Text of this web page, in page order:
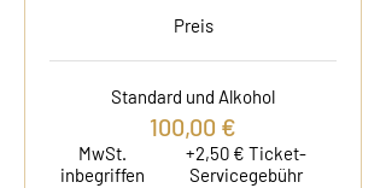
Preis
Standard und Alkohol
100,00 €
MwSt.
inbegriffen
+2,50 € Ticket-
Servicegebühr